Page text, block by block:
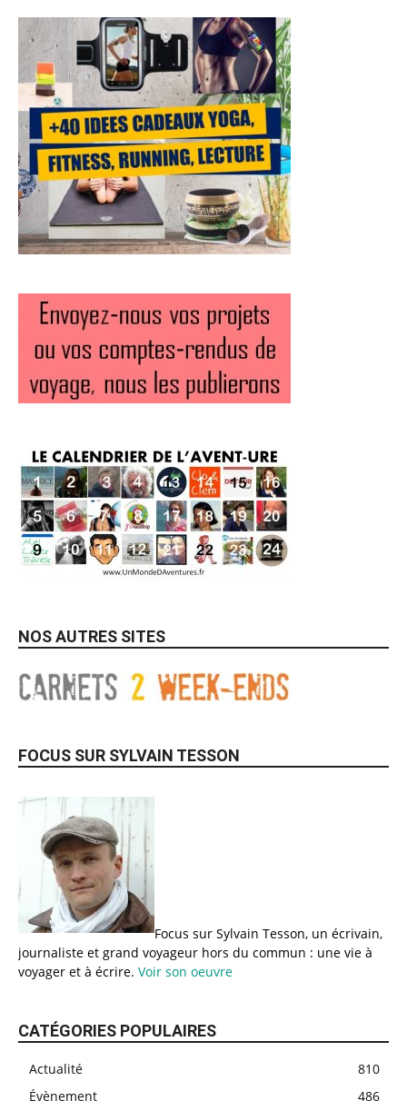
NOS AUTRES SITES
FOCUS SUR SYLVAIN TESSON
Focus sur Sylvain Tesson, un écrivain,
journaliste et grand voyageur hors du commun : une vie à
voyager et à écrire. Voir son oeuvre
CATÉGORIES POPULAIRES
Actualité
810
Évènement
486